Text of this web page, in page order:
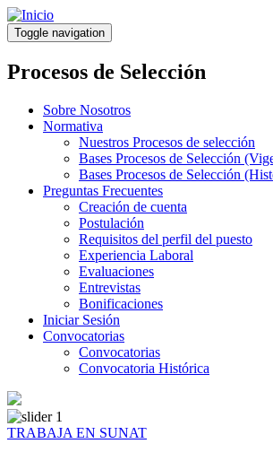
Pasar
al
contenido
principal
Toggle navigation
Procesos de Selección
Sobre Nosotros
Normativa
Nuestros Procesos de selección
Bases Procesos de Selección
Bases Procesos de Selección
Preguntas Frecuentes
Creación de cuenta
Postulación
Requisitos del perfil del puesto
Experiencia Laboral
Evaluaciones
Entrevistas
Bonificaciones
Iniciar Sesión
Convocatorias
Convocatorias
Convocatoria Histórica
TRABAJA EN SUNAT